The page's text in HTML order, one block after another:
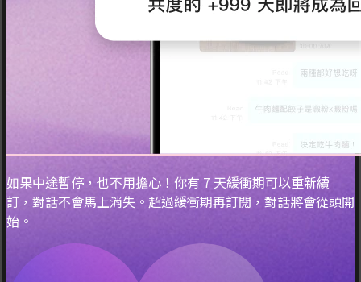
如果中途暫停，也不用擔心！你有 7 天緩衝期可以重新續
訂，對話不會馬上消失。超過緩衝期再訂閱，對話將會從頭開
始。